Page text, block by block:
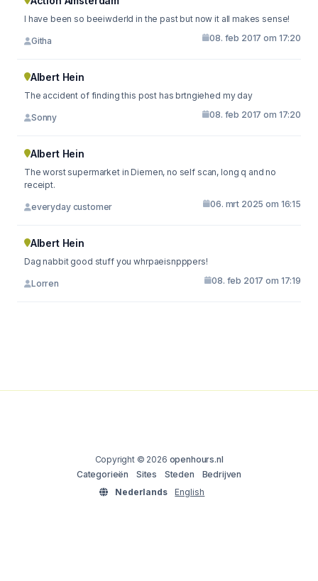
I have been so beeiwderld in the past but now it all makes sense!
Githa 08. feb 2017 om 17:20
Albert Hein
The accident of finding this post has brtngiehed my day
Sonny 08. feb 2017 om 17:20
Albert Hein
The worst supermarket in Diemen, no self scan, long q and no
receipt.
everyday customer 06. mrt 2025 om 16:15
Albert Hein
Dag nabbit good stuff you whrpaeisnpppers!
Lorren 08. feb 2017 om 17:19
Copyright © 2026 openhours.nl
Categorieën
Sites Steden
Bedrijven
Nederlands
English